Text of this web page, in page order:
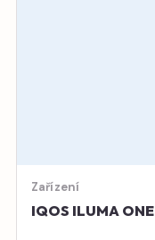
Zařízení
IQOS ILUMA ONE